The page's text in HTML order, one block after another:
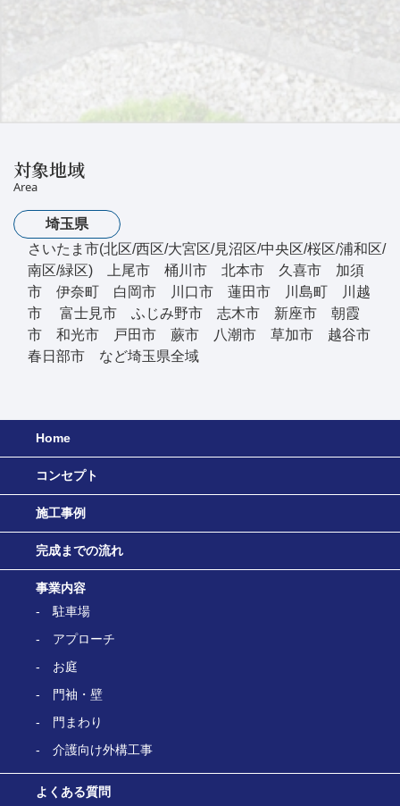
対象地域
Area
埼玉県
さいたま市(北区/西区/大宮区/見沼区/中央区/桜区/浦和区/
南区/緑区) 上尾市 桶川市 北本市 久喜市 加須
市 伊奈町 白岡市 川口市 蓮田市 川島町 川越
市 富士見市 ふじみ野市 志木市 新座市 朝霞
市 和光市 戸田市 蕨市 八潮市 草加市 越谷市
春日部市 など埼玉県全域
Home
コンセプト
施工事例
完成までの流れ
事業内容
駐車場
アプローチ
お庭
門袖・壁
門まわり
介護向け外構工事
よくある質問